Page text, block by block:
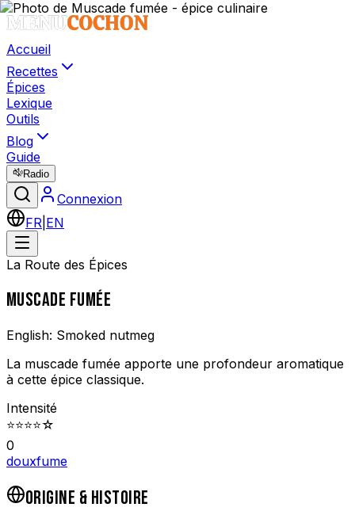
Accueil
Recettes
Épices
Lexique
Outils
Blog
Guide
Radio
Connexion
FR EN
La Route des Épices
MUSCADE FUMÉE
English: Smoked nutmeg
La muscade fumée apporte une profondeur aromatique
à cette épice classique.
Intensité
⭐⭐⭐⭐☆
0
douxfume
ORIGINE & HISTOIRE